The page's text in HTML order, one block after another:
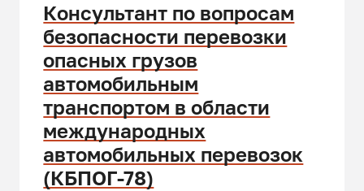
Консультант по вопросам
безопасности перевозки
опасных грузов
автомобильным
транспортом в области
международных
автомобильных перевозок
(КБПОГ-78)